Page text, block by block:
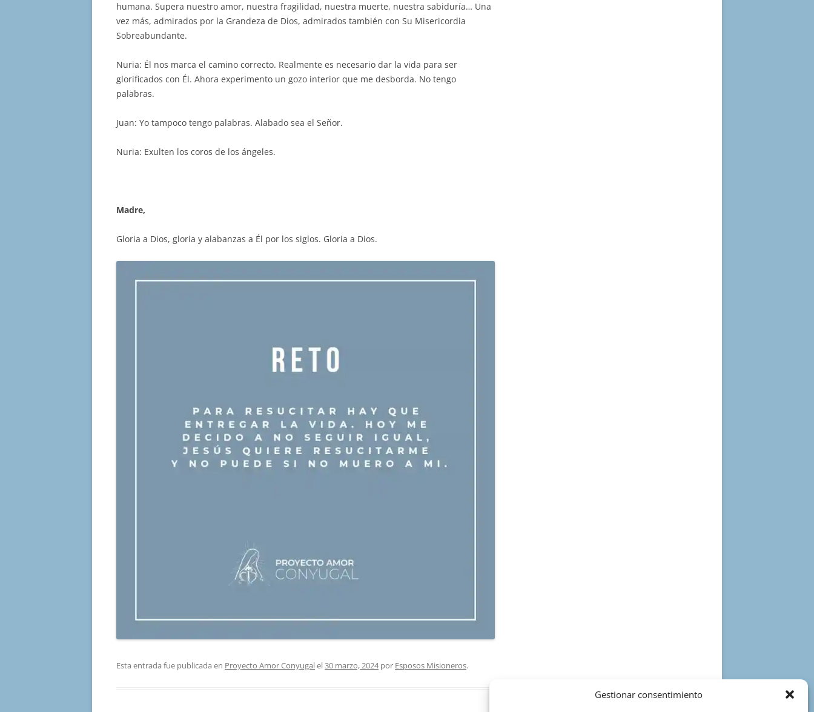
Gestionar consentimiento
humana. Supera nuestro amor, nuestra fragilidad, nuestra muerte, nuestra sabiduría… Una
vez más, admirados por la Grandeza de Dios, admirados también con Su Misericordia
Sobreabundante.
Nuria: Él nos marca el camino correcto. Realmente es necesario dar la vida para ser
glorificados con Él. Ahora experimento un gozo interior que me desborda. No tengo
palabras.
Juan: Yo tampoco tengo palabras. Alabado sea el Señor.
Nuria: Exulten los coros de los ángeles.
Madre,
Gloria a Dios, gloria y alabanzas a Él por los siglos. Gloria a Dios.
Esta entrada fue publicada en Proyecto Amor Conyugalel30 marzo, 2024por Esposos Misioneros.